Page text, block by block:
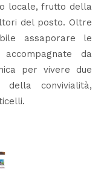
locale, frutto della
del posto. Oltre
assaporare le
da
per vivere due
convivialità,